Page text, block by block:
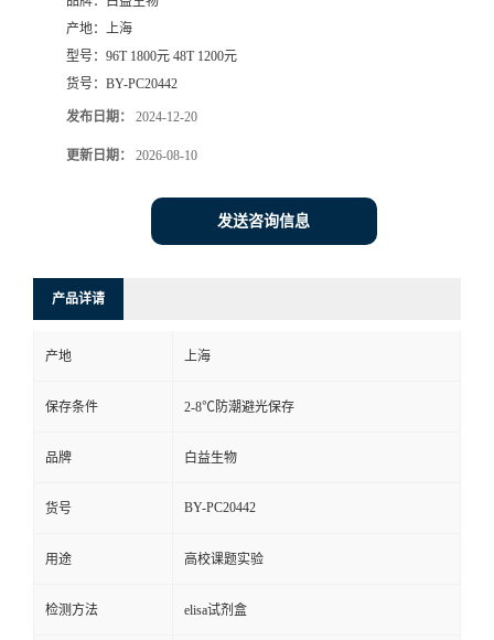
产地： 上海
型号： 96T 1800元 48T 1200元
货号： BY-PC20442
发布日期： 2024-12-20
更新日期： 2026-08-10
发送咨询信息
产品详请
产地 上海
保存条件 2-8℃防潮避光保存
品牌 白益生物
货号 BY-PC20442
用途 高校课题实验
检测方法 elisa试剂盒